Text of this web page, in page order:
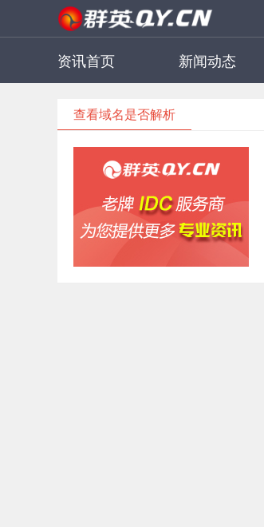
资讯首页 新闻动态
查看域名是否解析